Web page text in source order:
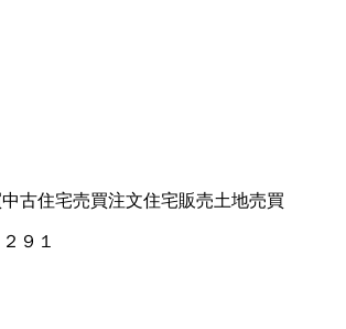
中古住宅売買注文住宅販売土地売買
９１